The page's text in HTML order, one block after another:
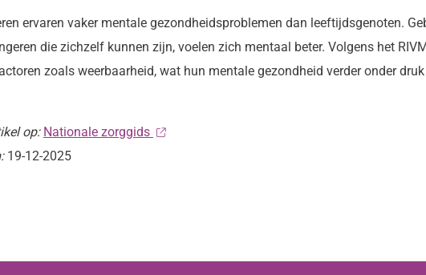
ervaren vaker mentale gezondheidsproblemen dan leeftijdsgenoten.
die zichzelf kunnen zijn, voelen zich mentaal beter. Volgens het
zoals weerbaarheid, wat hun mentale gezondheid verder onder druk
op: Nationale zorggids
19-12-2025